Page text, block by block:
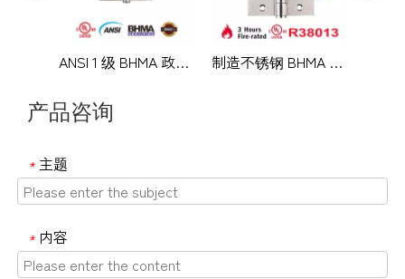
ANSI 1 级 BHMA 政府办公室门重型安全铰链-DDSS001-ANSI-1 制造不锈钢 BHMA UL 认证美国标准防火 4 球轴承家具五金商用金属门铰链-DDSS08-FR-5x4.5x4.6mm
产品咨询
* 主题
* 内容